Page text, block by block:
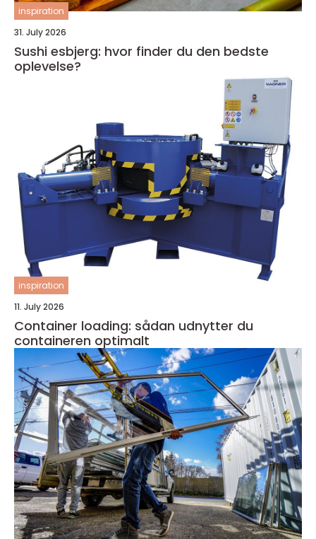
inspiration
31. July 2026
Sushi esbjerg: hvor finder du den bedste
oplevelse?
inspiration
11. July 2026
Container loading: sådan udnytter du
containeren optimalt